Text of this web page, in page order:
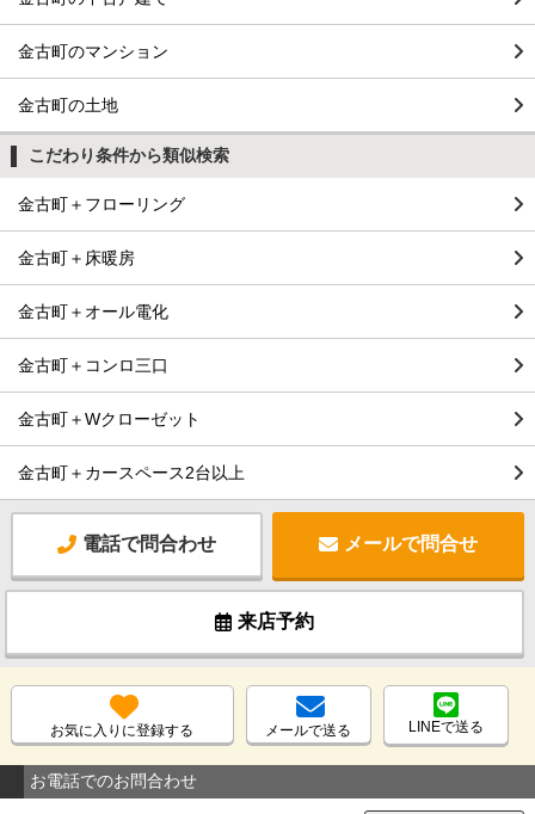
金古町のマンション
金古町の土地
こだわり条件から類似検索
金古町＋フローリング
金古町＋床暖房
金古町＋オール電化
金古町＋コンロ三口
金古町＋Wクローゼット
金古町＋カースペース2台以上
電話で問合わせ メールで問合せ
来店予約
お気に入りに登録する メールで送る LINEで送る
お電話でのお問合わせ